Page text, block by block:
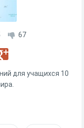
67
для учащихся 10